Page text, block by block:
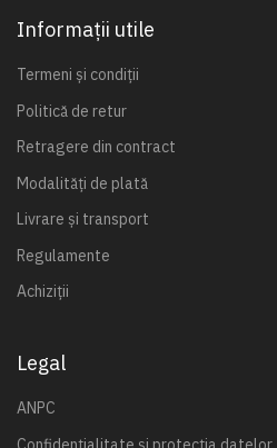
Informații utile
Termeni și condiții
Politică de retur
Retragere din contract
Modalități de plată
Livrare și transport
Regulamente
Achiziții
Legal
ANPC